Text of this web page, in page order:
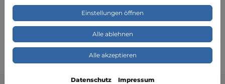
Sie können sich auf eine sorgfältige und
termingerechte Ausführung aller Arbeiten
verlassen
Einstellungen öffnen
Alle ablehnen
Alle akzeptieren
Datenschutz Impressum